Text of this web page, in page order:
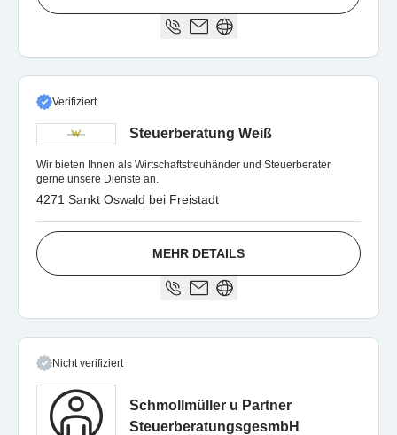
Verifiziert
Steuerberatung Weiß
Wir bieten Ihnen als Wirtschaftstreuhänder und Steuerberater
gerne unsere Dienste an.
4271 Sankt Oswald bei Freistadt
MEHR DETAILS
Nicht verifiziert
Schmollmüller u Partner
SteuerberatungsgesmbH